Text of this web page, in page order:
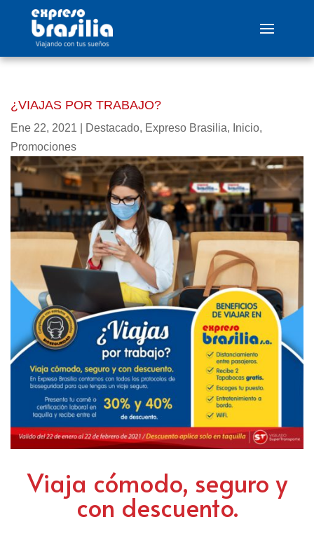
¿VIAJAS POR TRABAJO?
Ene 22, 2021 Destacado, Expreso Brasilia, Inicio,
Promociones
Viaja cómodo, seguro y
con descuento.